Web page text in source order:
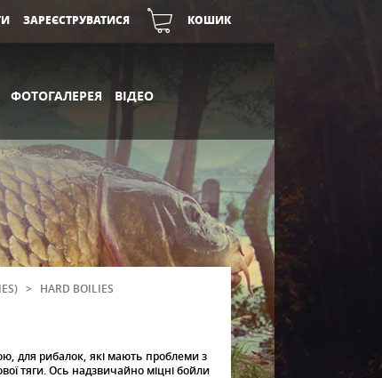
ЗАРЕЄСТРУВАТИСЯ КОШИК
ФОТОГАЛЕРЕЯ ВІДЕО
> HARD BOILIES
для рибалок, які мають проблеми з
тяги. Ось надзвичайно міцні бойли